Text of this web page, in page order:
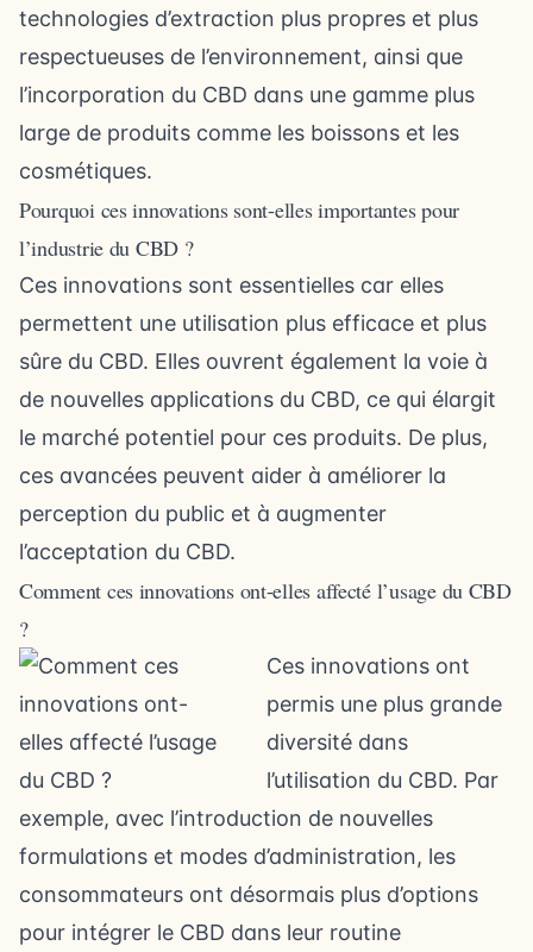
technologies d’extraction plus propres et plus
respectueuses de l’environnement, ainsi que
l’incorporation du CBD dans une gamme plus
large de produits comme les boissons et les
cosmétiques.
Pourquoi ces innovations sont-elles importantes pour
l’industrie du CBD ?
Ces innovations sont essentielles car elles
permettent une utilisation plus efficace et plus
sûre du CBD. Elles ouvrent également la voie à
de nouvelles applications du CBD, ce qui élargit
le marché potentiel pour ces produits. De plus,
ces avancées peuvent aider à améliorer la
perception du public et à augmenter
l’acceptation du CBD.
Comment ces innovations ont-elles affecté l’usage du CBD
?
Ces innovations ont
permis une plus grande
diversité dans
l’utilisation du CBD. Par
exemple, avec l’introduction de nouvelles
formulations et modes d’administration, les
consommateurs ont désormais plus d’options
pour intégrer le CBD dans leur routine